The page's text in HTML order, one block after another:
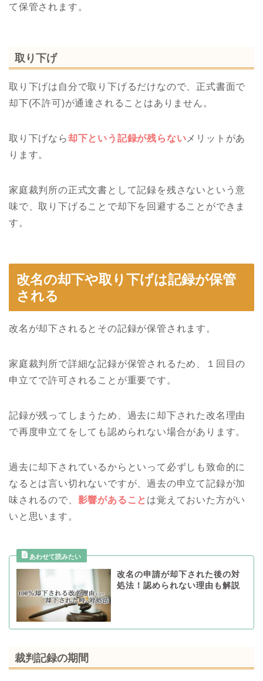
て保管されます。
取り下げ
取り下げは自分で取り下げるだけなので、正式書面で
却下(不許可)が通達されることはありません。
取り下げなら却下という記録が残らない メリットがあ
ります。
家庭裁判所の正式文書として記録を残さないという意
味で、取り下げることで却下を回避することができま
す。
改名の却下や取り下げは記録が保管
される
改名が却下されるとその記録が保管されます。
家庭裁判所で詳細な記録が保管されるため、１回目の
申立てで許可されることが重要です。
記録が残ってしまうため、過去に却下された改名理由
で再度申立てをしても認められない場合があります。
過去に却下されているからといって必ずしも致命的に
なるとは言い切れないですが、過去の申立て記録が加
味されるので、 影響があること は覚えておいた方がい
いと思います。
改名の申請が却下された後の対
処法！認められない理由も解説
裁判記録の期間